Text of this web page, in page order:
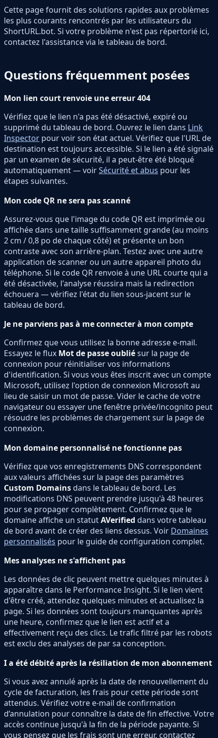
Cette page fournit des solutions rapides aux problèmes
les plus courants rencontrés par les utilisateurs du
ShortURL.bot. Si votre problème n'est pas répertorié ici,
contactez l'assistance via le tableau de bord.
Questions fréquemment posées
Mon lien court renvoie une erreur 404
Vérifiez que le lien n'a pas été désactivé, expiré ou
supprimé du tableau de bord. Ouvrez le lien dans Link
Inspector pour voir son état actuel. Vérifiez que l'URL de
destination est toujours accessible. Si le lien a été signalé
par un examen de sécurité, il a peut-être été bloqué
automatiquement — voirSécurité et abus pour les
étapes suivantes.
Mon code QR ne sera pas scanné
Assurez-vous que l'image du code QR est imprimée ou
affichée dans une taille suffisamment grande (au moins
2 cm / 0,8 po de chaque côté) et présente un bon
contraste avec son arrière-plan. Testez avec une autre
application de scanner ou un autre appareil photo du
téléphone. Si le code QR renvoie à une URL courte qui a
été désactivée, l'analyse réussira mais la redirection
échouera — vérifiez l'état du lien sous-jacent sur le
tableau de bord.
Je ne parviens pas à me connecter à mon compte
Confirmez que vous utilisez la bonne adresse e-mail.
Essayez le flux Mot de passe oubliésur la page de
connexion pour réinitialiser vos informations
d'identification. Si vous vous êtes inscrit avec un compte
Microsoft, utilisez l'option de connexion Microsoft au
lieu de saisir un mot de passe. Vider le cache de votre
navigateur ou essayer une fenêtre privée/incognito peut
résoudre les problèmes de chargement sur la page de
connexion.
Mon domaine personnalisé ne fonctionne pas
Vérifiez que vos enregistrements DNS correspondent
aux valeurs affichées sur la page des paramètres
Custom Domains dans le tableau de bord. Les
modifications DNS peuvent prendre jusqu'à 48 heures
pour se propager complètement. Confirmez que le
domaine affiche un statutAVerified dans votre tableau
de bord avant de créer des liens dessus. Voir Domaines
personnalisés pour le guide de configuration complet.
Mes analyses ne s'affichent pas
Les données de clic peuvent mettre quelques minutes à
apparaître dans le Performance Insight. Si le lien vient
d'être créé, attendez quelques minutes et actualisez la
page. Si les données sont toujours manquantes après
une heure, confirmez que le lien est actif et a
effectivement reçu des clics. Le trafic filtré par les robots
est exclu des analyses de par sa conception.
I a été débité après la résiliation de mon abonnement
Si vous avez annulé après la date de renouvellement du
cycle de facturation, les frais pour cette période sont
attendus. Vérifiez votre e-mail de confirmation
d’annulation pour connaître la date de fin effective. Votre
accès continue jusqu'à la fin de la période payante. Si
vous pensez que les frais sont une erreur, contactez